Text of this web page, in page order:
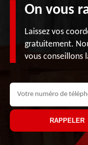
On vous
Laissez vos
gratuitement.
vous conseillons